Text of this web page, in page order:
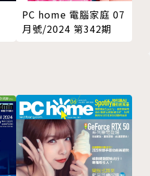
PC home 電腦家庭 07
月號/2024 第342期